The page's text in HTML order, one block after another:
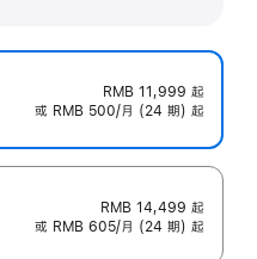
RMB 11,999 起
或 RMB 500/月 (24 期) 起
RMB 14,499 起
或 RMB 605/月 (24 期) 起